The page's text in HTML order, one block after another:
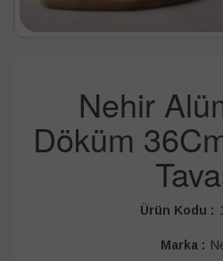
Nehir
Döküm
Ürün Kodu :
Marka :